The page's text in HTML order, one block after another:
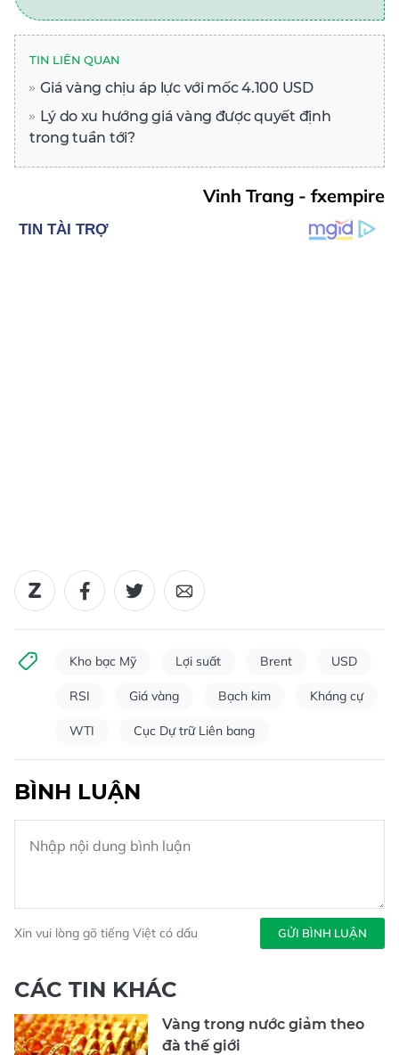
TIN LIÊN QUAN
Giá vàng chịu áp lực với mốc 4.100 USD
Lý do xu hướng giá vàng được quyết định
trong tuần tới?
Vinh Trang - fxempire
Kho bạc Mỹ Lợi suất Brent USD
RSI Giá vàng Bạch kim Kháng cự
WTI Cục Dự trữ Liên bang
BÌNH LUẬN
Xin vui lòng gõ tiếng Việt có dấu GỬI BÌNH LUẬN
CÁC TIN KHÁC
Vàng trong nước giảm theo
đà thế giới